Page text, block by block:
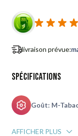
S'abonner au
livraison prévue:
Spécifications
Goût: M-
AFFICHER PLUS